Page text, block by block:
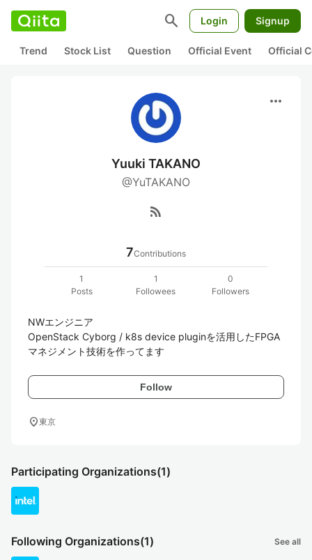
search Login Signup
Trend Stock List Question Official Event Official
more_horiz
Yuuki TAKANO
@YuTAKANO
rss_feed
7Contributions
1
Posts
1
Followees
0
Followers
NWエンジニア
OpenStack Cyborg / k8s device pluginを活用したFPGA
マネジメント技術を作ってます
Follow
location_on東京
Participating Organizations(1)
Following Organizations(1) See all